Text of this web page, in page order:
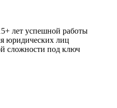
лет успешной работы
юридических лиц
сложности под ключ